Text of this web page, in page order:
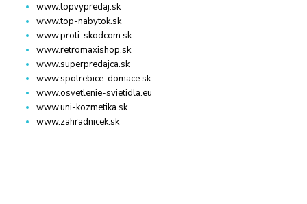
www.topvypredaj.sk
www.top-nabytok.sk
www.proti-skodcom.sk
www.retromaxishop.sk
www.superpredajca.sk
www.spotrebice-domace.sk
www.osvetlenie-svietidla.eu
www.uni-kozmetika.sk
www.zahradnicek.sk